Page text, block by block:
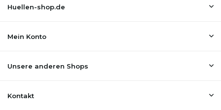
Huellen-shop.de
Mein Konto
Unsere anderen Shops
Kontakt